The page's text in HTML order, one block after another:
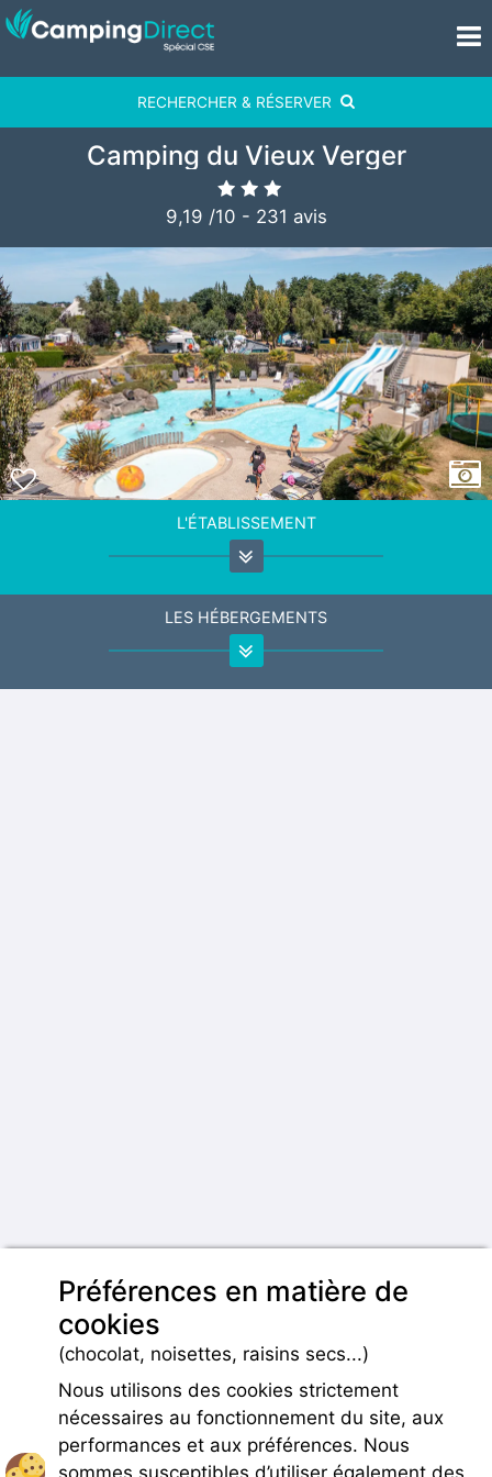
RECHERCHER & RÉSERVER
Camping du Vieux Verger
9,19 /10 - 231 avis
L'ÉTABLISSEMENT
LES HÉBERGEMENTS
Préférences en matière de
cookies
(chocolat, noisettes, raisins secs...)
Nous utilisons des cookies strictement
nécessaires au fonctionnement du site, aux
performances et aux préférences. Nous
sommes susceptibles d’utiliser également des